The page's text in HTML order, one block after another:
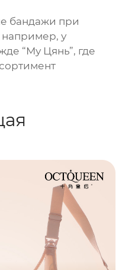
бандажи при
у
“Му Цянь”, где